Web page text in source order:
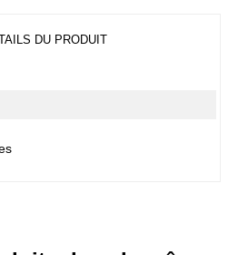
DU PRODUIT